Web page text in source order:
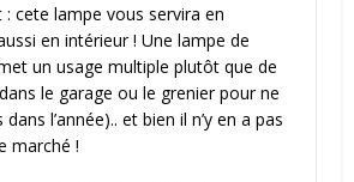
: cete lampe vous servira en
en intérieur ! Une lampe de
un usage multiple plutôt que de
le garage ou le grenier pour ne
l’année).. et bien il n’y en a pas
marché !